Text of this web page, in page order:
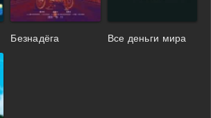
Безнадёга Все деньги мира